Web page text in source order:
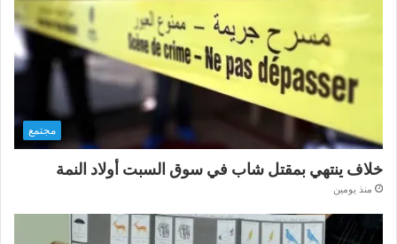
مجتمع
خلاف ينتهي بمقتل شاب في سوق السبت أولاد النمة
منذ يومين